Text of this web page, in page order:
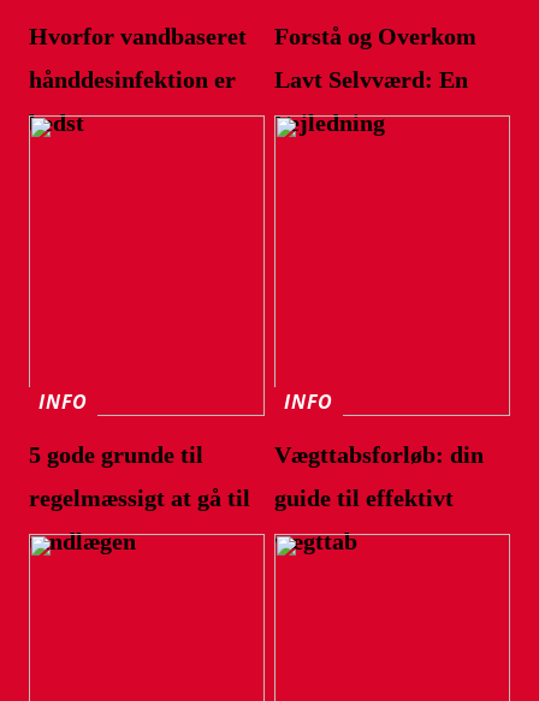
Hvorfor vandbaseret
hånddesinfektion er
bedst
Forstå og Overkom
Lavt Selvværd: En
Vejledning
INFO
5 gode grunde til
regelmæssigt at gå til
tandlægen
INFO
Vægttabsforløb: din
guide til effektivt
vægttab